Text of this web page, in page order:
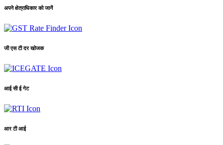
अपने क्षेत्राधिकार को जानें
जी एस टी दर खोजक
आई सी ई गेट
आर टी आई